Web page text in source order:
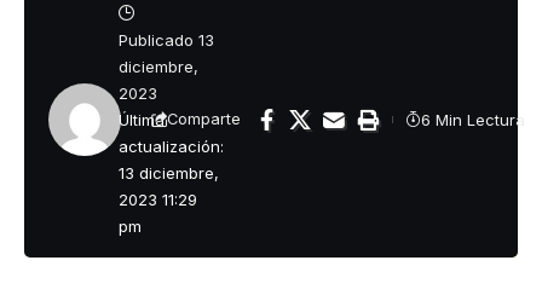
Última
actualización:
13 diciembre,
2023 11:29
pm
Publicado 13
diciembre,
2023
Comparte 6 Min Lectura